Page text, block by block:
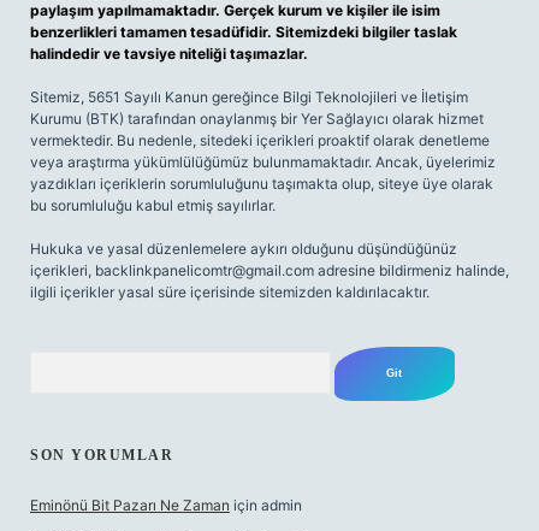
paylaşım yapılmamaktadır. Gerçek kurum ve kişiler ile isim
benzerlikleri tamamen tesadüfidir. Sitemizdeki bilgiler taslak
halindedir ve tavsiye niteliği taşımazlar.
Sitemiz, 5651 Sayılı Kanun gereğince Bilgi Teknolojileri ve İletişim
Kurumu (BTK) tarafından onaylanmış bir Yer Sağlayıcı olarak hizmet
vermektedir. Bu nedenle, sitedeki içerikleri proaktif olarak denetleme
veya araştırma yükümlülüğümüz bulunmamaktadır. Ancak, üyelerimiz
yazdıkları içeriklerin sorumluluğunu taşımakta olup, siteye üye olarak
bu sorumluluğu kabul etmiş sayılırlar.
Hukuka ve yasal düzenlemelere aykırı olduğunu düşündüğünüz
içerikleri, backlinkpanelicomtr@gmail.com adresine bildirmeniz halinde,
ilgili içerikler yasal süre içerisinde sitemizden kaldırılacaktır.
SON YORUMLAR
Eminönü Bit Pazarı Ne Zaman için admin